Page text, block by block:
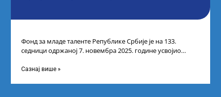
Фонд за младе таленте Републике Србије је на 133.
седници одржаној 7. новембра 2025. године усвојио
Сазнај више »